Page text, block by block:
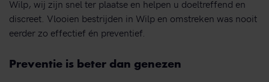
Wilp, wij zijn snel ter plaatse en helpen u doeltreffend en
discreet. Vlooien bestrijden in Wilp en omstreken was nooit
eerder zo effectief én preventief.
Preventie is beter dan genezen